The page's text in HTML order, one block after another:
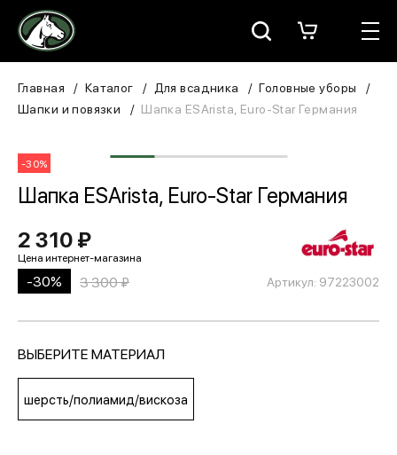
Москва
Для лошади
В конюшню
ЗООТОВАРЫ
Для собаки
БРЕНДЫ
Главная Каталог Для всадника
Головные уборы
Шапки и повязки
Шапка ESArista, Euro-Star Германия
-30%
Шапка ESArista, Euro-Star Германия
Артикул: 97223002
2 310 ₽
-30% 3 300 ₽
ВЫБЕРИТЕ МАТЕРИАЛ
шерсть/полиамид/вискоза